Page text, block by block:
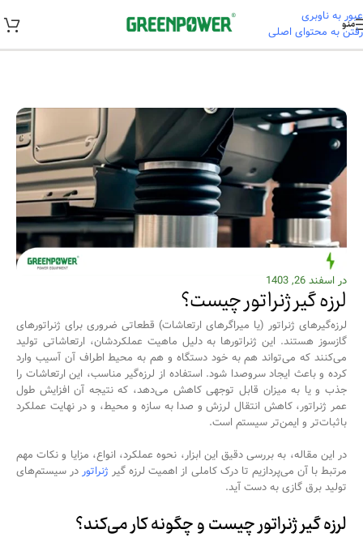
عبور به ناوبری
رفتن به محتوای اصلی
منو
خانه/ آموزشی
در اسفند 26, 1403
لرزه گیر ژنراتور چیست؟
لرزه‌گیرهای ژنراتور (یا میراگرهای ارتعاشات) قطعاتی ضروری برای ژنراتورهای
گازسوز هستند. این ژنراتورها به دلیل ماهیت عملکردشان، ارتعاشاتی تولید
می‌کنند که می‌تواند هم به خود دستگاه و هم به محیط اطراف آن آسیب وارد
کرده و باعث ایجاد سروصدا شود. استفاده از لرزه‌گیر مناسب، این ارتعاشات را
جذب و یا به میزان قابل توجهی کاهش می‌دهد، که نتیجه آن افزایش طول
عمر ژنراتور، کاهش انتقال لرزش و صدا به سازه و محیط، و در نهایت عملکرد
باثبات‌تر و ایمن‌تر سیستم است.
در این مقاله، به بررسی دقیق این ابزار، نحوه عملکرد، انواع، مزایا و نکات مهم
مرتبط با آن می‌پردازیم تا درک کاملی از اهمیت لرزه گیر ژنراتوردر سیستم‌های
تولید برق گازی به دست آید.
لرزه گیر ژنراتور چیست و چگونه کار می‌کند؟